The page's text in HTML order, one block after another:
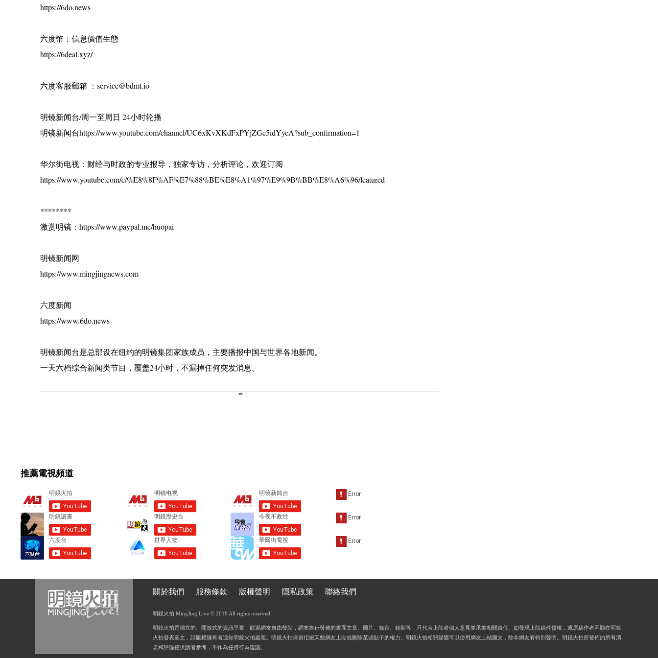
https://6do.news
六度幣：信息價值生態
https://6deal.xyz/
六度客服郵箱 ：service@bdmt.io
明镜新闻台/周一至周日 24小时轮播
明镜新闻台https://www.youtube.com/channel/UC6xKvXKdFxPYjZGc5idYycA?sub_confirmation=1
华尔街电视：财经与时政的专业报导，独家专访，分析评论，欢迎订阅
https://www.youtube.com/c/%E8%8F%AF%E7%88%BE%E8%A1%97%E9%9B%BB%E8%A6%96/featured
********
激赏明镜：https://www.paypal.me/huopai
明镜新闻网
https://www.mingjingnews.com
六度新闻
https://www.6do.news
明镜新闻台是总部设在纽约的明镜集团家族成员，主要播报中国与世界各地新闻。
一天六档综合新闻类节目，覆盖24小时，不漏掉任何突发消息。
n
s
推薦電視頻道
關於我們 服務條款 版權聲明 隱私政策 聯絡我們
明鏡火拍 MingJing Live © 2018 All rights reserved.
明鏡火拍是獨立的、開放式的資訊平臺，歡迎網友自由發貼，網友自行發佈的書面文章、圖片、錄音、錄影等，只代表上貼者個人意見並承擔相關責任。如發現上貼稿件侵權，或原稿作者不願在明鏡
火拍發表圖文，請版權擁有者通知明鏡火拍處理。明鏡火拍保留拒絕某些網友上貼或刪除某些貼子的權力。明鏡火拍相關媒體可以使用網友上帖圖文，除非網友有特別聲明。明鏡火拍所發佈的所有消
息和評論僅供讀者參考，不作為任何行為建議。